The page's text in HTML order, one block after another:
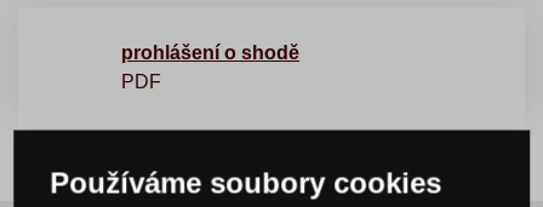
prohlášení o shodě
PDF
Používáme soubory cookies